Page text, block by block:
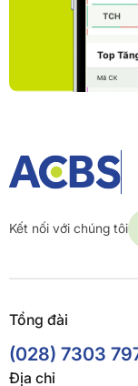
Kết nối với chúng tôi
Tổng đài
(028) 7303
Địa chỉ